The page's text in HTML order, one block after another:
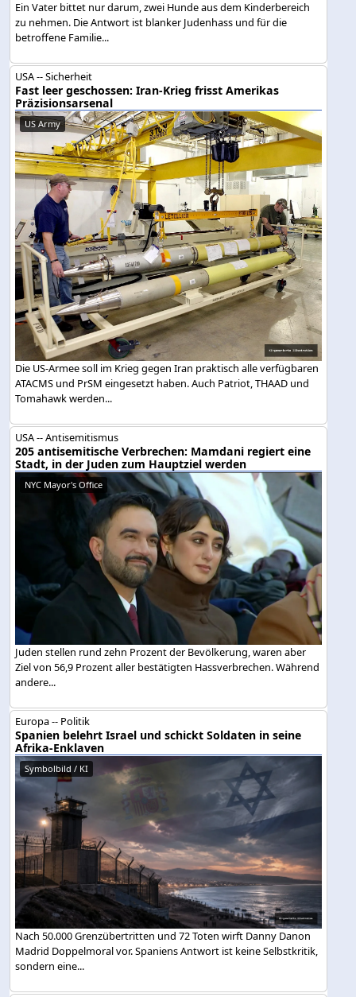
Ein Vater bittet nur darum, zwei Hunde aus dem Kinderbereich
zu nehmen. Die Antwort ist blanker Judenhass und für die
betroffene Familie...
USA -- Sicherheit
Fast leer geschossen: Iran-Krieg frisst Amerikas
Präzisionsarsenal
US Army
Die US-Armee soll im Krieg gegen Iran praktisch alle verfügbaren
ATACMS und PrSM eingesetzt haben. Auch Patriot, THAAD und
Tomahawk werden...
USA -- Antisemitismus
205 antisemitische Verbrechen: Mamdani regiert eine
Stadt, in der Juden zum Hauptziel werden
NYC Mayor's Office
Juden stellen rund zehn Prozent der Bevölkerung, waren aber
Ziel von 56,9 Prozent aller bestätigten Hassverbrechen. Während
andere...
Europa -- Politik
Spanien belehrt Israel und schickt Soldaten in seine
Afrika-Enklaven
Symbolbild / KI
Nach 50.000 Grenzübertritten und 72 Toten wirft Danny Danon
Madrid Doppelmoral vor. Spaniens Antwort ist keine Selbstkritik,
sondern eine...